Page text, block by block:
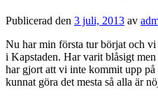
Publicerad den 3 juli, 2013 av
Nu har min första tur börjat och vi
i Kapstaden. Har varit blåsigt
har gjort att vi inte kommit upp
kunnat göra det mesta så alla är